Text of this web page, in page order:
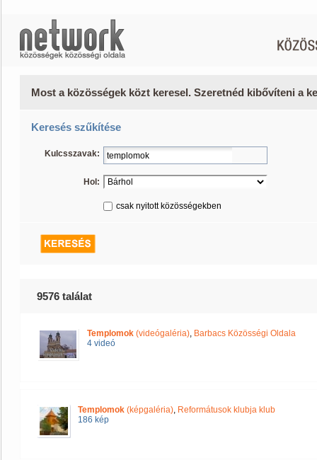
Most a közösségek közt keresel. Szeretnéd kibővíteni a
Keresés szűkítése
Kulcsszavak:
Hol:
csak nyitott közösségekben
9576 találat
Templomok (videógaléria), Barbacs Közösségi Oldala
4 videó
Templomok (képgaléria), Reformátusok klubja klub
186 kép